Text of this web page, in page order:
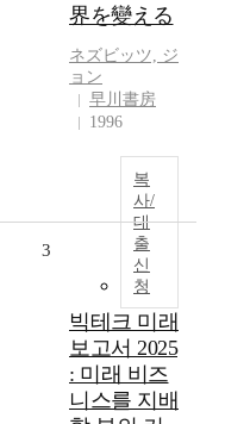
界を變える
ネズビッツ, ジ
ョン
早川書房
1996
복
사/
대
출
신
청
3
빅테크 미래
보고서 2025
: 미래 비즈
니스를 지배